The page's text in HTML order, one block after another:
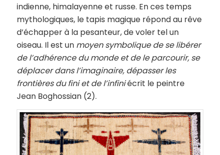
indienne, himalayenne et russe. En ces temps
mythologiques, le tapis magique répond au rêve
d’échapper à la pesanteur, de voler tel un
oiseau. Il est un moyen symbolique de se libérer
de l’adhérence du monde et de le parcourir, se
déplacer dans l’imaginaire, dépasser les
frontières du fini et de l’infiniécrit le peintre
Jean Boghossian (2).